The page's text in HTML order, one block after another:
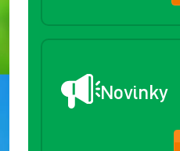
Novinky